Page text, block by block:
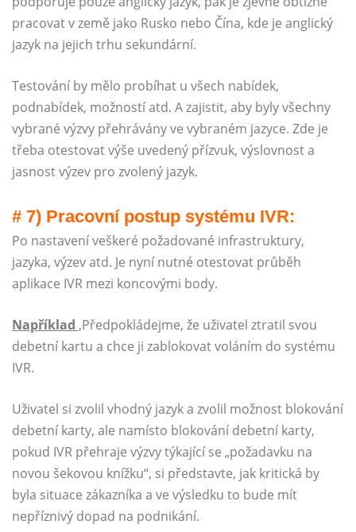
pracovat v země jako Rusko nebo Čína, kde je anglický
jazyk na jejich trhu sekundární.
Testování by mělo probíhat u všech nabídek,
podnabídek, možností atd. A zajistit, aby byly všechny
vybrané výzvy přehrávány ve vybraném jazyce. Zde je
třeba otestovat výše uvedený přízvuk, výslovnost a
jasnost výzev pro zvolený jazyk.
# 7) Pracovní postup systému IVR:
Po nastavení veškeré požadované infrastruktury,
jazyka, výzev atd. Je nyní nutné otestovat průběh
aplikace IVR mezi koncovými body.
Například ,Předpokládejme, že uživatel ztratil svou
debetní kartu a chce ji zablokovat voláním do systému
IVR.
Uživatel si zvolil vhodný jazyk a zvolil možnost blokování
debetní karty, ale namísto blokování debetní karty,
pokud IVR přehraje výzvy týkající se „požadavku na
novou šekovou knížku“, si představte, jak kritická by
byla situace zákazníka a ve výsledku to bude mít
nepříznivý dopad na podnikání.